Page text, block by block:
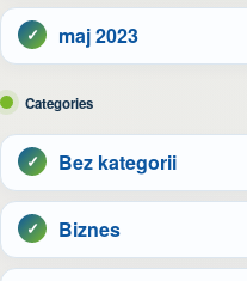
maj 2023
Categories
Bez kategorii
Biznes